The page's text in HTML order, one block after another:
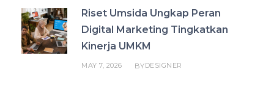
Riset Umsida Ungkap Peran
Digital Marketing Tingkatkan
Kinerja UMKM
MAY 7, 2026 BYDESIGNER